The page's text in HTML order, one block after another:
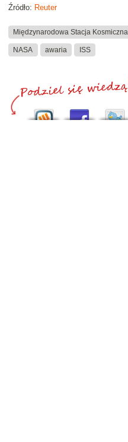
Źródło: Reuter
Międzynarodowa Stacja Kosmiczna
NASA awaria ISS